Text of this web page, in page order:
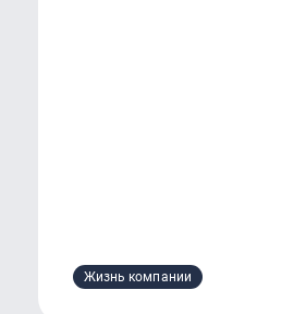
Жизнь компании